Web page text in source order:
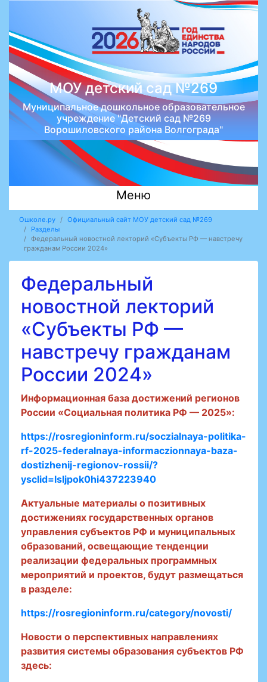
МОУ детский сад №269
Муниципальное дошкольное образовательное
учреждение "Детский сад №269
Ворошиловского района Волгограда"
Меню
Ошколе.ру
Официальный сайт МОУ детский сад №269
Разделы
Федеральный новостной лекторий «Субъекты РФ — навстречу
гражданам России 2024»
Федеральный
новостной лекторий
«Субъекты РФ —
навстречу гражданам
России 2024»
Информационная база достижений регионов
России «Социальная политика РФ — 2025»:
https://rosregioninform.ru/soczialnaya-politika-
rf-2025-federalnaya-informaczionnaya-baza-
dostizhenij-regionov-rossii/?
ysclid=lsljpok0hi437223940
Актуальные материалы о позитивных
достижениях государственных органов
управления субъектов РФ и муниципальных
образований, освещающие тенденции
реализации федеральных программных
мероприятий и проектов, будут размещаться
в разделе:
https://rosregioninform.ru/category/novosti/
Новости о перспективных направлениях
развития системы образования субъектов РФ
здесь: